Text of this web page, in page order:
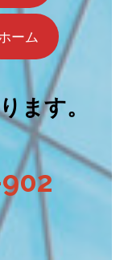
ーム
ます。